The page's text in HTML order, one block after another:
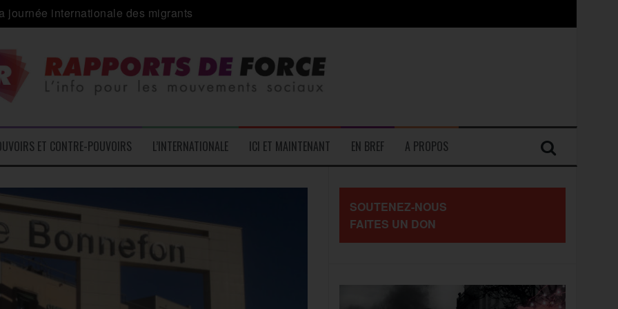
inédite » avec les associations d’usagers ?
contre « l’une des plus grandes attaques jamais menées contre les travailleurs »
ça peut marcher
ET CONTRE-POUVOIRS L’INTERNATIONALE ICI ET MAINTENANT EN BREF A PROPOS
SOUTENEZ-NOUS
FAITES UN DON